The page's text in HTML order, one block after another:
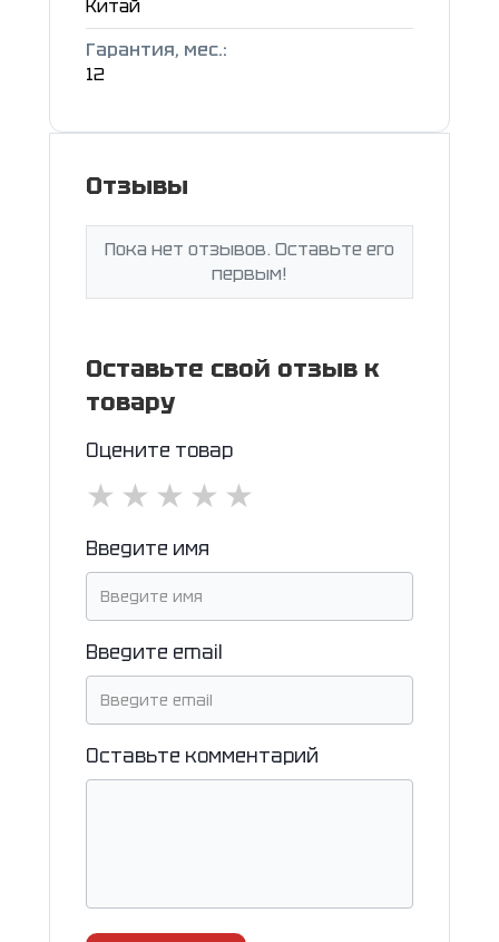
Китай
Гарантия, мес.:
12
Отзывы
Пока нет отзывов. Оставьте его
первым!
Оставьте свой отзыв к
товару
Оцените товар
★
★
★
★
★
Введите имя
Введите email
Оставьте комментарий